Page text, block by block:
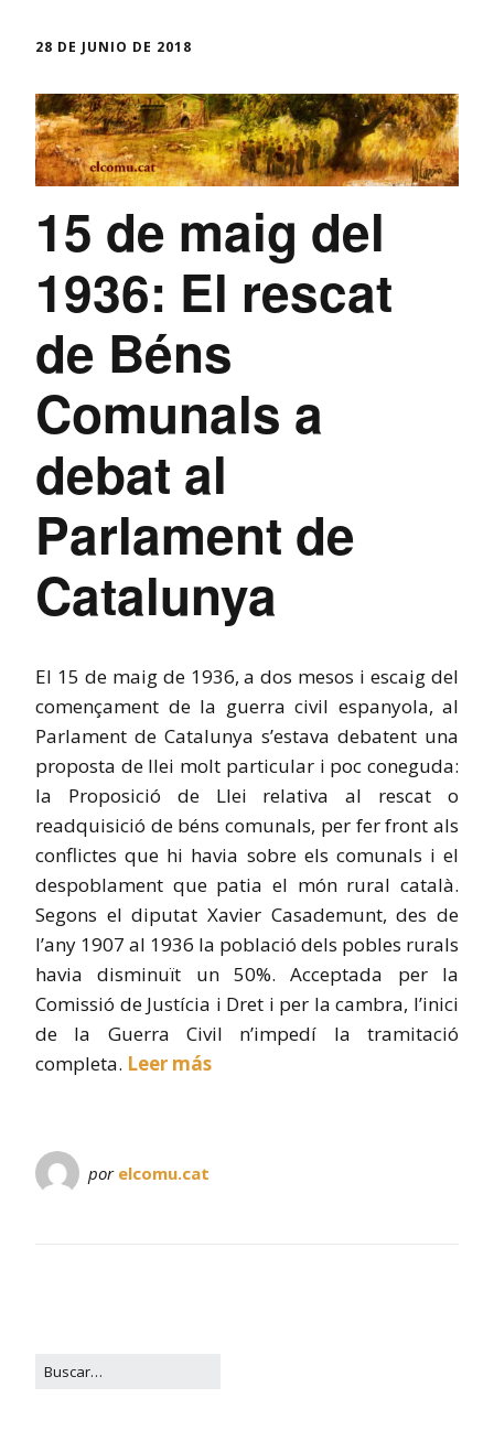
28 DE JUNIO DE 2018
15 de maig del
1936: El rescat
de Béns
Comunals a
debat al
Parlament de
Catalunya
El 15 de maig de 1936, a dos mesos i escaig del
començament de la guerra civil espanyola, al
Parlament de Catalunya s’estava debatent una
proposta de llei molt particular i poc coneguda:
la Proposició de Llei relativa al rescat o
readquisició de béns comunals, per fer front als
conflictes que hi havia sobre els comunals i el
despoblament que patia el món rural català.
Segons el diputat Xavier Casademunt, des de
l’any 1907 al 1936 la població dels pobles rurals
havia disminuït un 50%. Acceptada per la
Comissió de Justícia i Dret i per la cambra, l’inici
de la Guerra Civil n’impedí la tramitació
completa. Leer más
por elcomu.cat